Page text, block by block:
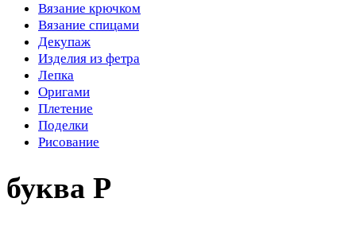
Вязание крючком
Вязание спицами
Декупаж
Изделия из фетра
Лепка
Оригами
Плетение
Поделки
Рисование
буква Р